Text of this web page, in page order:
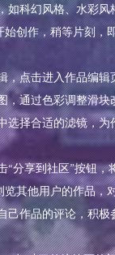
如科幻风格、水彩风
始创作，稍等片刻，
，点击进入作品编辑
，通过色彩调整滑块
选择合适的滤镜，为
“分享到社区”按钮，
览其他用户的作品，
己作品的评论，积极